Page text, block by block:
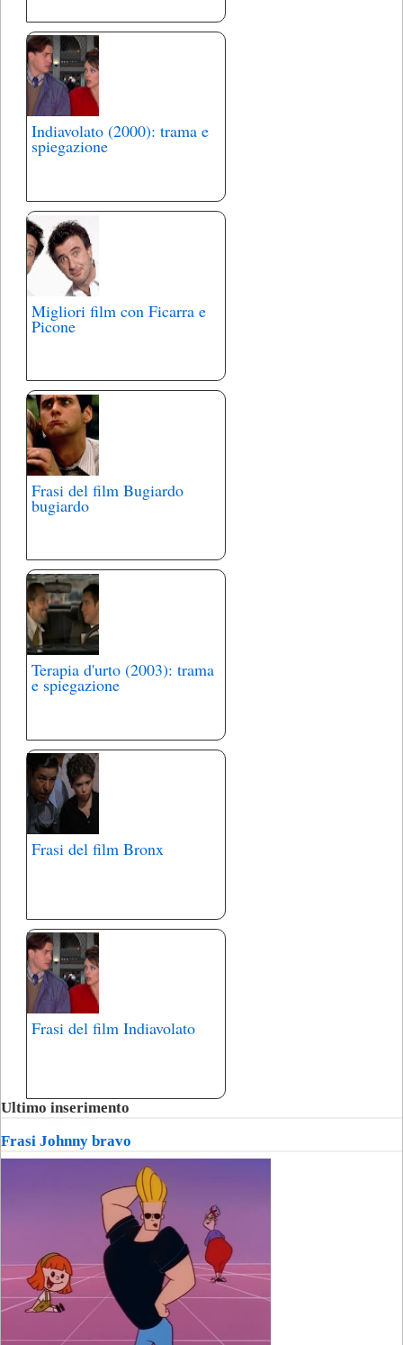
Indiavolato (2000): trama e
spiegazione
Migliori film con Ficarra e
Picone
Frasi del film Bugiardo
bugiardo
Terapia d'urto (2003): trama
e spiegazione
Frasi del film Bronx
Frasi del film Indiavolato
Ultimo inserimento
Frasi Johnny bravo